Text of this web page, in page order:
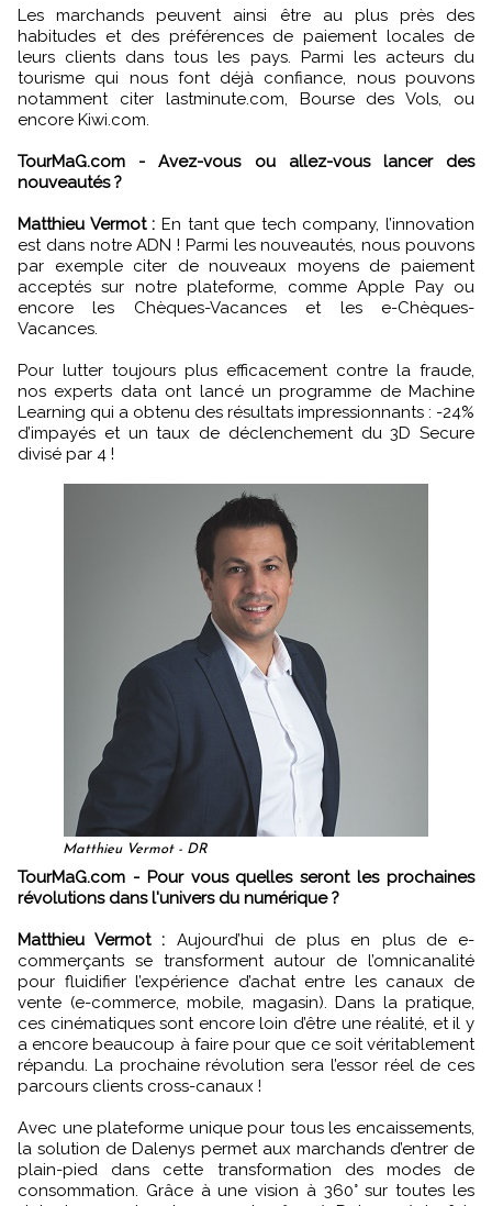
Les marchands peuvent ainsi être au plus près des
habitudes et des préférences de paiement locales de
leurs clients dans tous les pays. Parmi les acteurs du
tourisme qui nous font déjà confiance, nous pouvons
notamment citer lastminute.com, Bourse des Vols, ou
encore Kiwi.com.
TourMaG.com - Avez-vous ou allez-vous lancer des
nouveautés ?
Matthieu Vermot : En tant que tech company, l’innovation
est dans notre ADN ! Parmi les nouveautés, nous pouvons
par exemple citer de nouveaux moyens de paiement
acceptés sur notre plateforme, comme Apple Pay ou
encore les Chèques-Vacances et les e-Chèques-
Vacances.
Pour lutter toujours plus efficacement contre la fraude,
nos experts data ont lancé un programme de Machine
Learning qui a obtenu des résultats impressionnants : -24%
d’impayés et un taux de déclenchement du 3D Secure
divisé par 4 !
Matthieu Vermot - DR
TourMaG.com - Pour vous quelles seront les prochaines
révolutions dans l'univers du numérique ?
Matthieu Vermot : Aujourd’hui de plus en plus de e-
commerçants se transforment autour de l’omnicanalité
pour fluidifier l’expérience d’achat entre les canaux de
vente (e-commerce, mobile, magasin). Dans la pratique,
ces cinématiques sont encore loin d’être une réalité, et il y
a encore beaucoup à faire pour que ce soit véritablement
répandu. La prochaine révolution sera l’essor réel de ces
parcours clients cross-canaux !
Avec une plateforme unique pour tous les encaissements,
la solution de Dalenys permet aux marchands d’entrer de
plain-pied dans cette transformation des modes de
consommation. Grâce à une vision à 360° sur toutes les